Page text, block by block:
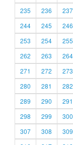
235
236 237
244
245 246
253
254 255
262
263 264
271
272 273
280
281 282
289
290 291
298
299 300
307
308 309